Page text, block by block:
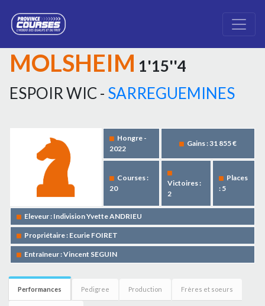
MOLSHEIM 1'15''4
ESPOIR WIC - SARREGUEMINES
Hongre -
2022
Gains : 31 855 €
Courses :
20
Victoires :
2
Places
: 5
Eleveur : Indivision Yvette ANDRIEU
Propriétaire : Ecurie FOIRET
Entraîneur : Vincent SEGUIN
Performances Pedigree Production Frères et soeurs